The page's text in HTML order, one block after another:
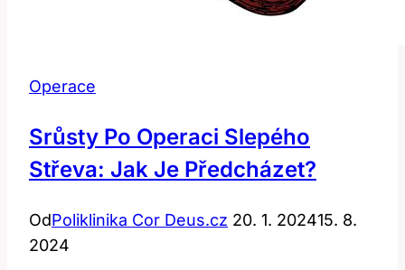
Operace
Srůsty Po Operaci Slepého
Střeva: Jak Je Předcházet?
OdPoliklinika Cor Deus.cz 20. 1. 202415. 8.
2024